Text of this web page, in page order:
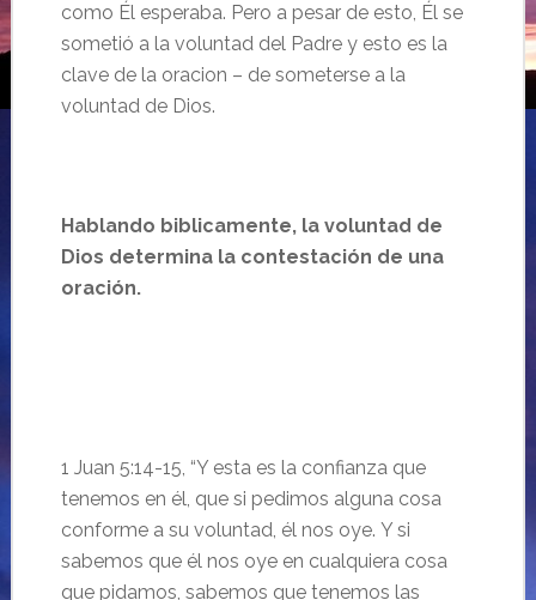
como Él esperaba. Pero a pesar de esto, Él se
sometió a la voluntad del Padre y esto es la
clave de la oracion – de someterse a la
voluntad de Dios.
Hablando biblicamente, la voluntad de
Dios determina la contestación de una
oración.
1 Juan 5:14-15, “Y esta es la confianza que
tenemos en él, que si pedimos alguna cosa
conforme a su voluntad, él nos oye. Y si
sabemos que él nos oye en cualquiera cosa
que pidamos, sabemos que tenemos las